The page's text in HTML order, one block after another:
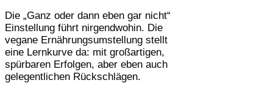
Die „Ganz oder dann eben gar nicht“
Einstellung führt nirgendwohin. Die
vegane Ernährungsumstellung stellt
eine Lernkurve da: mit großartigen,
spürbaren Erfolgen, aber eben auch
gelegentlichen Rückschlägen.